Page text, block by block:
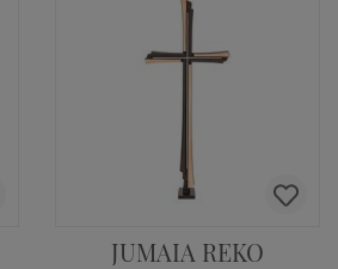
JUMAIA REKO